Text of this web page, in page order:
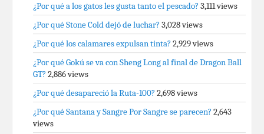
¿Por qué a los gatos les gusta tanto el pescado? 3,111 views
¿Por qué Stone Cold dejó de luchar? 3,028 views
¿Por qué los calamares expulsan tinta? 2,929 views
¿Por qué Gokú se va con Sheng Long al final de Dragon Ball
GT? 2,886 views
¿Por qué desapareció la Ruta-100? 2,698 views
¿Por qué Santana y Sangre Por Sangre se parecen? 2,643
views